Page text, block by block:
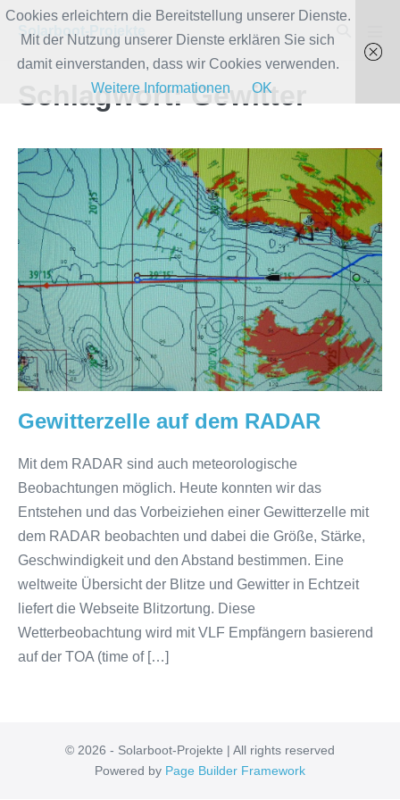
Zum
Inhalt
springen
Solarboot-Projekte
Schalter
Schlagwort:Gewitter
Gewitterzelle
auf
dem
RADAR
Gewitterzelle auf dem RADAR
Mit dem RADAR sind auch meteorologische
Beobachtungen möglich. Heute konnten wir das
Entstehen und das Vorbeiziehen einer Gewitterzelle mit
dem RADAR beobachten und dabei die Größe, Stärke,
Geschwindigkeit und den Abstand bestimmen. Eine
weltweite Übersicht der Blitze und Gewitter in Echtzeit
liefert die Webseite Blitzortung. Diese
Wetterbeobachtung wird mit VLF Empfängern basierend
auf der TOA (time of […]
© 2026 - Solarboot-Projekte | All rights reserved
Powered by Page Builder Framework
Cookies erleichtern die Bereitstellung unserer Dienste.
Mit der Nutzung unserer Dienste erklären Sie sich
damit einverstanden, dass wir Cookies verwenden.
Weitere Informationen
OK